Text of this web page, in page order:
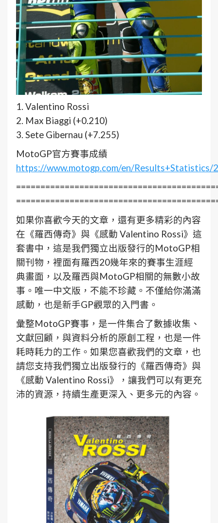
1. Valentino Rossi
2. Max Biaggi (+0.210)
3. Sete Gibernau (+7.255)
MotoGP官方賽事成績
https://www.motogp.com/en/
如果你喜歡今天的文章，還有更多精彩的內容
在《羅西傳奇》與《感動 Valentino Rossi》這
套書中，這是我們獨立出版發行的MotoGP相
關刊物，裡面有羅西20幾年來的賽事生涯經
典畫面，以及羅西與MotoGP相關的無數小故
事。唯一中文版，不能不珍藏。不僅給你滿滿
感動，也是新手GP觀眾的入門書。
彙整MotoGP賽事，是一件集合了數據收集、
文獻回顧，與資料分析的原創工程，也是一件
耗時耗力的工作。如果您喜歡我們的文章，也
請您支持我們獨立出版發行的《羅西傳奇》與
《感動 Valentino Rossi》，讓我們可以有更充
沛的資源，持續生產更深入、更多元的內容。